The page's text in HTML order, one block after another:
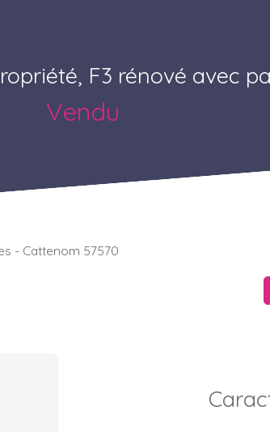
F3 rénové avec
Vendu
- Cattenom 57570